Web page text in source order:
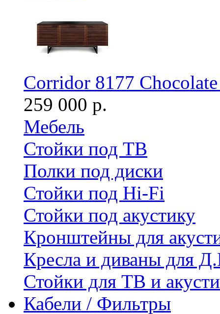
Corridor 8177
259 000 р.
Мебель
Стойки под ТВ
Полки под диски
Стойки под Hi-Fi
Стойки под акустику
Кронштейны для
Кресла и диваны для
Стойки для ТВ и
Кабели / Фильтры